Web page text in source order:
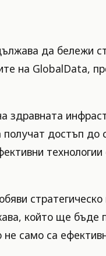
да бележи
на GlobalData,
достъп
който ще бъде
само са